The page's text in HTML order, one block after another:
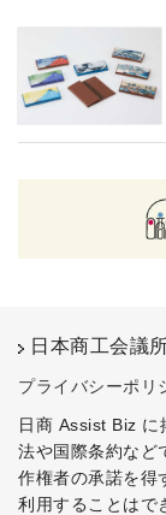
日本商工会議
プライバシーポリ
日商 Assist Biz に
法や国際条約など
作権者の承諾を得
利用することはで